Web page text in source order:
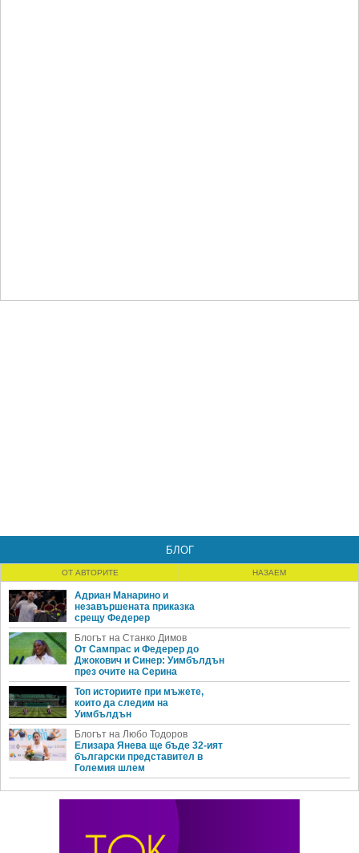
БЛОГ
ОТ АВТОРИТЕ НАЗАЕМ
Адриан Манарино и
незавършената приказка
срещу Федерер
Блогът на Станко Димов
От Сампрас и Федерер до
Джокович и Синер: Уимбълдън
през очите на Серина
Топ историите при мъжете,
които да следим на
Уимбълдън
Блогът на Любо Тодоров
Елизара Янева ще бъде 32-ият
български представител в
Големия шлем